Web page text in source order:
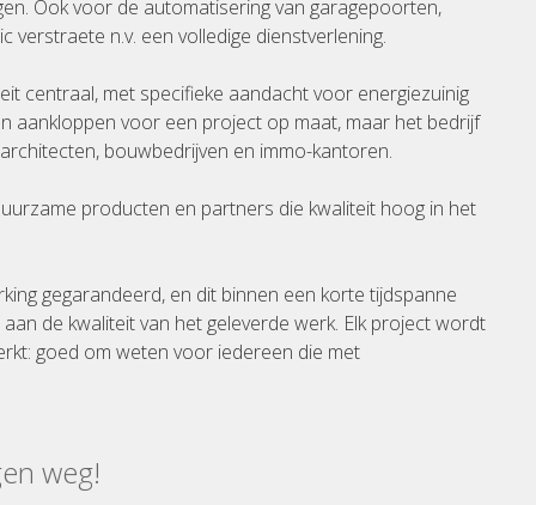
Ook voor de automatisering van garagepoorten,
verstraete n.v. een volledige dienstverlening.
centraal, met specifieke aandacht voor energiezuinig
aankloppen voor een project op maat, maar het bedrijf
bouwbedrijven en immo-kantoren.
producten en partners die kwaliteit hoog in het
gegarandeerd, en dit binnen een korte tijdspanne
de kwaliteit van het geleverde werk. Elk project wordt
goed om weten voor iedereen die met
weg!